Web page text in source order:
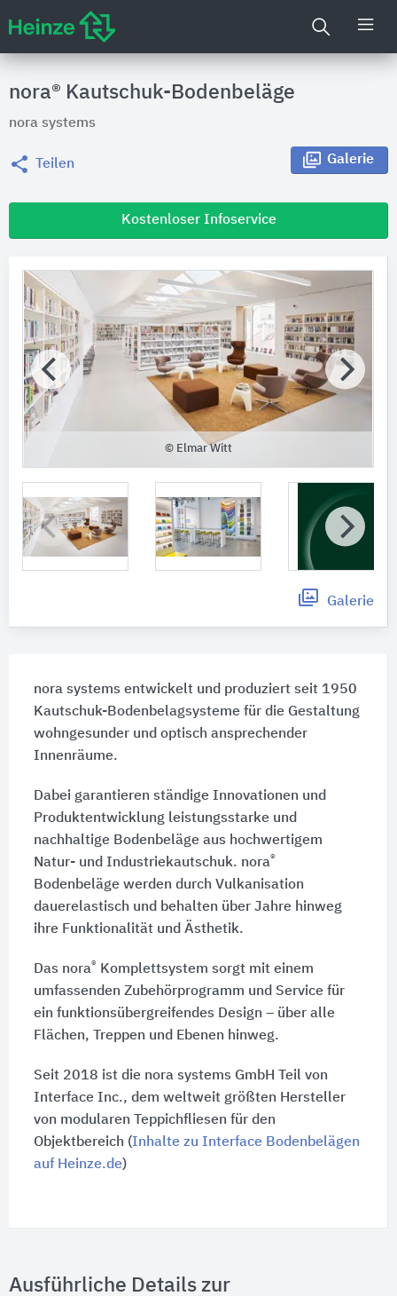
nora® Kautschuk-Bodenbeläge
nora systems
Teilen Galerie
Kostenloser Infoservice
© Elmar Witt
Galerie
nora systems entwickelt und produziert seit 1950
Kautschuk-Bodenbelagsysteme für die Gestaltung
wohngesunder und optisch ansprechender
Innenräume.
Dabei garantieren ständige Innovationen und
Produktentwicklung leistungsstarke und
nachhaltige Bodenbeläge aus hochwertigem
Natur- und Industriekautschuk. nora®
Bodenbeläge werden durch Vulkanisation
dauerelastisch und behalten über Jahre hinweg
ihre Funktionalität und Ästhetik.
Das nora® Komplettsystem sorgt mit einem
umfassenden Zubehörprogramm und Service für
ein funktionsübergreifendes Design – über alle
Flächen, Treppen und Ebenen hinweg.
Seit 2018 ist die nora systems GmbH Teil von
Interface Inc., dem weltweit größten Hersteller
von modularen Teppichfliesen für den
Objektbereich (Inhalte zu Interface Bodenbelägen
auf Heinze.de)
Ausführliche Details zur